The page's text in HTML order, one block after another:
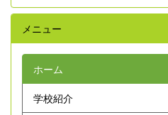
メニュー
ホーム
学校紹介